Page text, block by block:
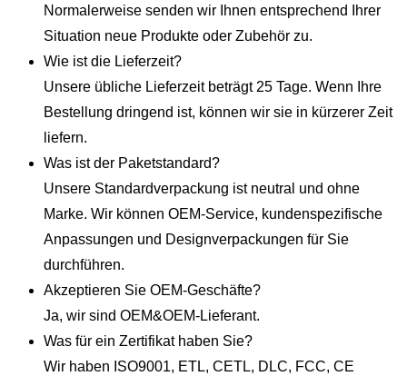
Normalerweise senden wir Ihnen entsprechend Ihrer
Situation neue Produkte oder Zubehör zu.
Wie ist die Lieferzeit?
Unsere übliche Lieferzeit beträgt 25 Tage. Wenn Ihre
Bestellung dringend ist, können wir sie in kürzerer Zeit
liefern.
Was ist der Paketstandard?
Unsere Standardverpackung ist neutral und ohne
Marke. Wir können OEM-Service, kundenspezifische
Anpassungen und Designverpackungen für Sie
durchführen.
Akzeptieren Sie OEM-Geschäfte?
Ja, wir sind OEM&OEM-Lieferant.
Was für ein Zertifikat haben Sie?
Wir haben ISO9001, ETL, CETL, DLC, FCC, CE